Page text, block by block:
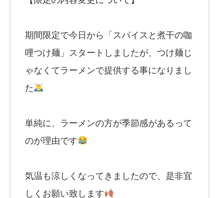
期間限定で今日から「スパイスと煮干の咖
哩つけ麺」スタートしましたが、つけ麺じ
ゃなくてラーメンで提供する事になりまし
た
単純に、ラーメンの方が季節感があるって
のが理由です
気温も涼しくなってきましたので、是非宜
しくお願い致します